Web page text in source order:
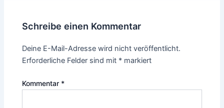
Schreibe einen Kommentar
Deine E-Mail-Adresse wird nicht veröffentlicht.
Erforderliche Felder sind mit * markiert
Kommentar *